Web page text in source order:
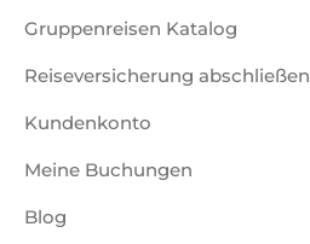
Gruppenreisen Katalog
Reiseversicherung abschließen
Kundenkonto
Meine Buchungen
Blog